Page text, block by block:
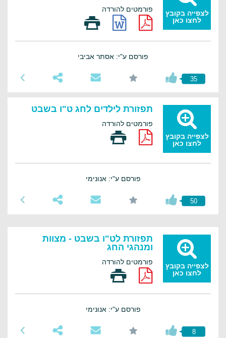
לצפייה בקובץ
לחצו כאן
פורמטים להורדה
פורסם ע"י: אסתר אביבי
35
לצפייה בקובץ
לחצו כאן
תפזורת לילדים לחג ט"ו בשבט
פורמטים להורדה
פורסם ע"י: אנונימי
50
לצפייה בקובץ
לחצו כאן
תפזורת לט"ו בשבט - מצוות
ומנהגי החג
פורמטים להורדה
פורסם ע"י: אנונימי
8